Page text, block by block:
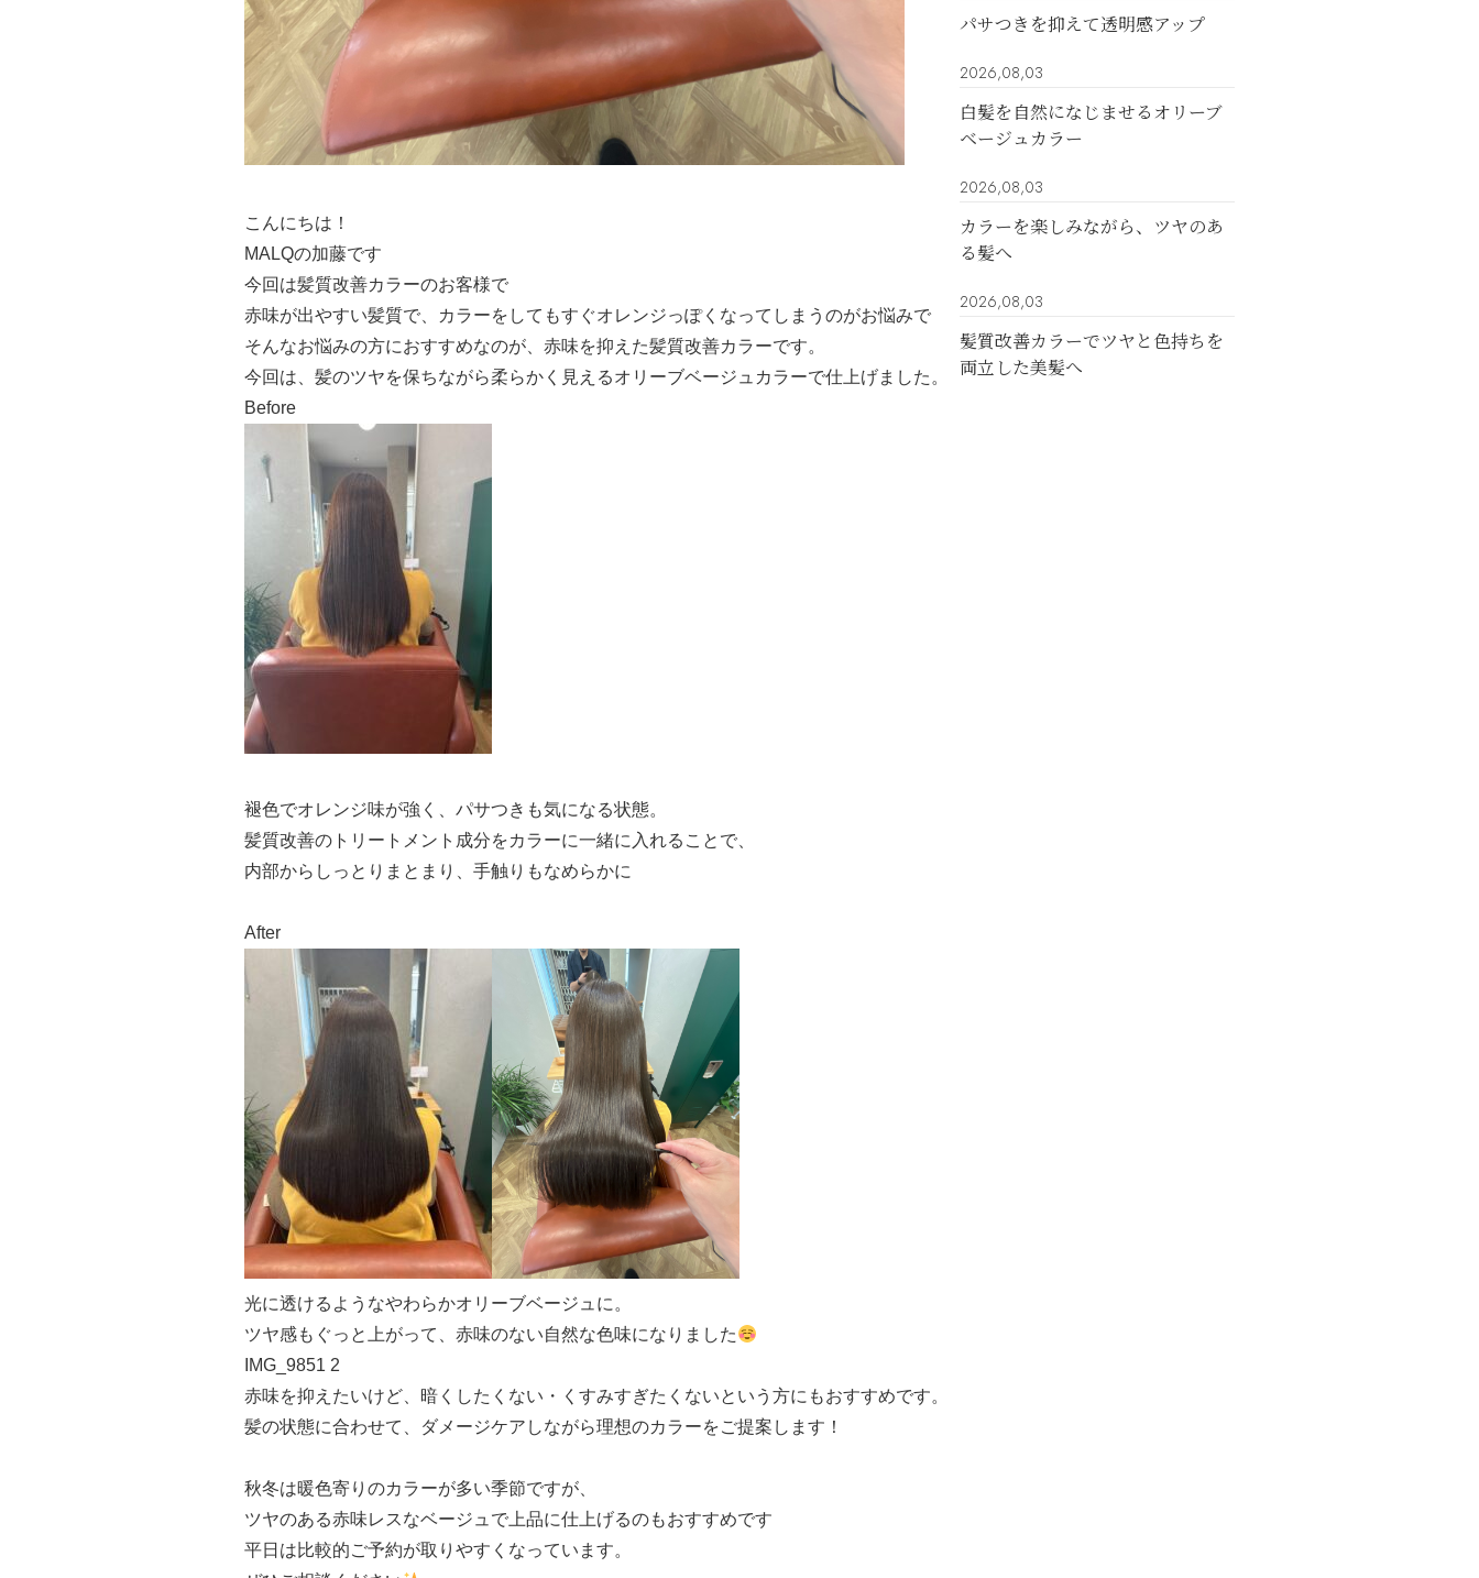
こんにちは！
MALQの加藤です
今回は髪質改善カラーのお客様で
赤味が出やすい髪質で、カラーをしてもすぐオレンジっぽくなってしまうのがお悩みで
そんなお悩みの方におすすめなのが、赤味を抑えた髪質改善カラーです。
今回は、髪のツヤを保ちながら柔らかく見えるオリーブベージュカラーで仕上げました。
Before
褪色でオレンジ味が強く、パサつきも気になる状態。
髪質改善のトリートメント成分をカラーに一緒に入れることで、
内部からしっとりまとまり、手触りもなめらかに
After
光に透けるようなやわらかオリーブベージュに。
ツヤ感もぐっと上がって、赤味のない自然な色味になりました
IMG_9851 2
赤味を抑えたいけど、暗くしたくない・くすみすぎたくないという方にもおすすめです。
髪の状態に合わせて、ダメージケアしながら理想のカラーをご提案します！
秋冬は暖色寄りのカラーが多い季節ですが、
ツヤのある赤味レスなベージュで上品に仕上げるのもおすすめです
平日は比較的ご予約が取りやすくなっています。
パサつきを抑えて透明感アップ
2026,08,03
白髪を自然になじませるオリーブ
ベージュカラー
2026,08,03
カラーを楽しみながら、ツヤのあ
る髪へ
2026,08,03
髪質改善カラーでツヤと色持ちを
両立した美髪へ